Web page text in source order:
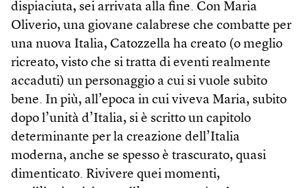
dispiaciuta, sei arrivata alla fine. Con Maria
Oliverio, una giovane calabrese che combatte per
una nuova Italia, Catozzella ha creato (o meglio
ricreato, visto che si tratta di eventi realmente
accaduti) un personaggio a cui si vuole subito
bene. In più, all’epoca in cui viveva Maria, subito
dopo l’unità d’Italia, si è scritto un capitolo
determinante per la creazione dell’Italia
moderna, anche se spesso è trascurato, quasi
dimenticato. Rivivere quei momenti,